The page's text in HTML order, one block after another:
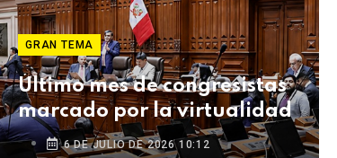
GRAN TEMA
Último mes de congresistas
marcado por la virtualidad
6 DE JULIO DE 2026 10:12